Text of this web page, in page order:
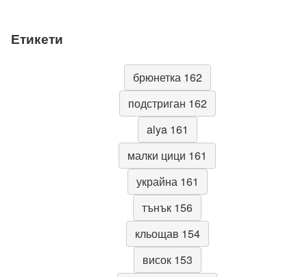
Етикети
брюнетка 162
подстриган 162
alya 161
малки цици 161
украйна 161
тънък 156
кльощав 154
висок 153